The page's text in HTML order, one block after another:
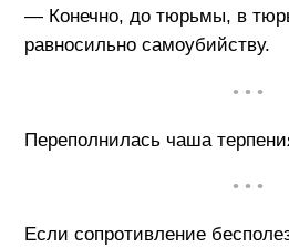
— Конечно, до тюрьмы, в
равносильно самоубийству.
• • •
Переполнилась чаша
• • •
Если сопротивление